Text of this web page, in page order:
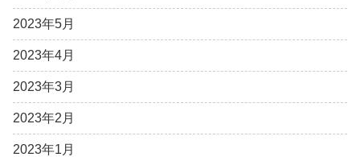
2023年5月
2023年4月
2023年3月
2023年2月
2023年1月